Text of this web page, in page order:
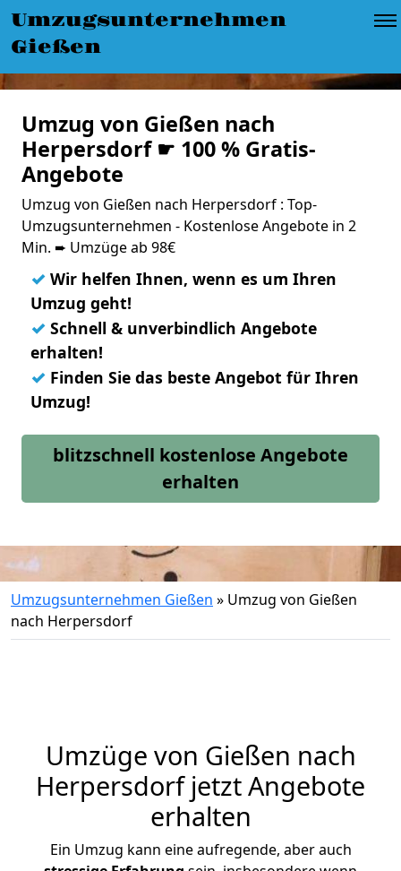
Umzugsunternehmen
Gießen
Umzug von Gießen nach
Herpersdorf ☛ 100 % Gratis-
Angebote
Umzug von Gießen nach Herpersdorf : Top-
Umzugsunternehmen - Kostenlose Angebote in 2
Min. ➨ Umzüge ab 98€
✓ Wir helfen Ihnen, wenn es um Ihren
Umzug geht!
✓ Schnell & unverbindlich Angebote
erhalten!
✓ Finden Sie das beste Angebot für Ihren
Umzug!
blitzschnell kostenlose Angebote
erhalten
Umzugsunternehmen Gießen » Umzug von Gießen
nach Herpersdorf
Umzüge von Gießen nach
Herpersdorf jetzt Angebote
erhalten
Ein Umzug kann eine aufregende, aber auch